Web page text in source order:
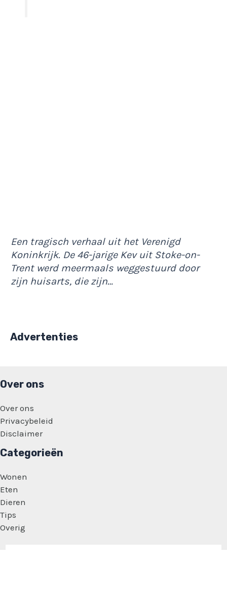
Een tragisch verhaal uit het Verenigd
Koninkrijk. De 46-jarige Kev uit Stoke-on-
Trent werd meermaals weggestuurd door
zijn huisarts, die zijn…
Advertenties
Over ons
Over ons
Privacybeleid
Disclaimer
Categorieën
Wonen
Eten
Dieren
Tips
Overig